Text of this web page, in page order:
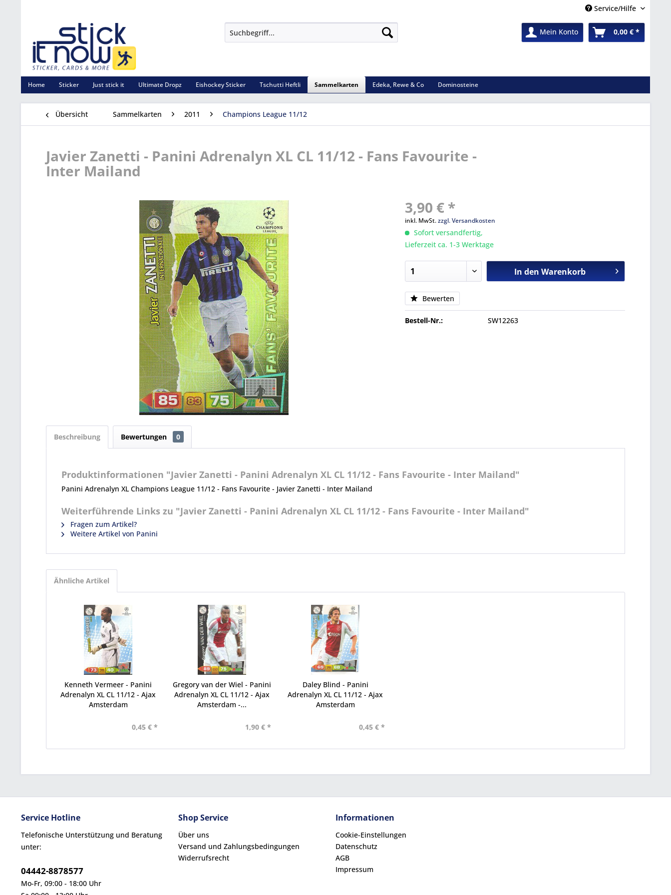
Service/Hilfe
Mein Konto 0,00 € *
Home Sticker Just stick it Ultimate Dropz Eishockey Sticker Tschutti Heftli Sammelkarten Edeka, Rewe & Co Dominosteine
Übersicht Sammelkarten 2011 Champions League 11/12
Javier Zanetti - Panini Adrenalyn XL CL 11/12 - Fans Favourite -
Inter Mailand
3,90 € *
inkl. MwSt.zzgl. Versandkosten
Sofort versandfertig,
Lieferzeit ca. 1-3 Werktage
In den Warenkorb
Bewerten
Bestell-Nr.: SW12263
Beschreibung Bewertungen 0
Produktinformationen "Javier Zanetti - Panini Adrenalyn XL CL 11/12 - Fans Favourite - Inter Mailand"
Panini Adrenalyn XL Champions League 11/12 - Fans Favourite - Javier Zanetti - Inter Mailand
Weiterführende Links zu "Javier Zanetti - Panini Adrenalyn XL CL 11/12 - Fans Favourite - Inter Mailand"
Fragen zum Artikel?
Weitere Artikel von Panini
Ähnliche Artikel
Kenneth Vermeer - Panini
Adrenalyn XL CL 11/12 - Ajax
Amsterdam
0,45 € *
Gregory van der Wiel - Panini
Adrenalyn XL CL 11/12 - Ajax
Amsterdam -...
1,90 € *
Daley Blind - Panini
Adrenalyn XL CL 11/12 - Ajax
Amsterdam
0,45 € *
Service Hotline
Telefonische Unterstützung und Beratung
unter:
04442-8878577
Mo-Fr, 09:00 - 18:00 Uhr
Shop Service
Über uns
Versand und Zahlungsbedingungen
Widerrufsrecht
Informationen
Cookie-Einstellungen
Datenschutz
AGB
Impressum